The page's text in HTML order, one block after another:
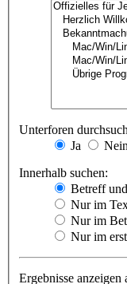
Unterforen
Ja
Nein
Innerhalb suchen:
Betreff
Nur im
Nur im
Nur im
Ergebnisse anzeigen